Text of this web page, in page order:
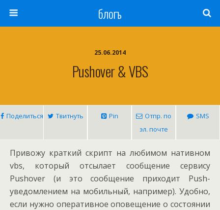
блогъ
25.06.2014
Pushover & VBS
Поделиться Твитнуть Pin
Отпр. по
эл. почте
SMS
Привожу краткий скрипт на любимом нативном
vbs, который отсылает сообщение сервису
Pushover (и это сообщение приходит Push-
уведомлением на мобильный, например). Удобно,
если нужно оперативное оповещение о состоянии